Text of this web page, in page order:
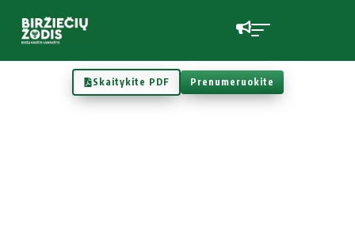
Skaitykite PDF Prenumeruokite